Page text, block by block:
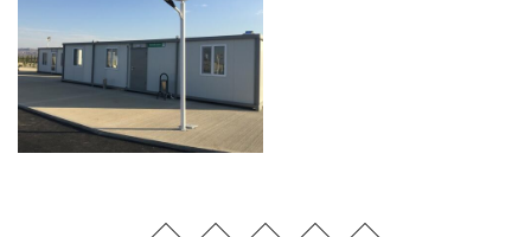
“Düzgün kommunikasiyanın arxasında real iş və sistemli
fəaliyyət dayanır”MÜSAHİBƏ